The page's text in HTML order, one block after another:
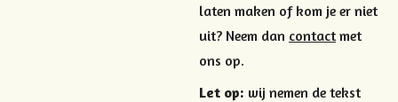
laten maken of kom je er niet
uit? Neem dan contact met
ons op.
Let op: wij nemen de tekst